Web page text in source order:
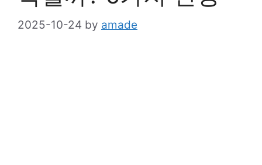
2025-10-24 by amade